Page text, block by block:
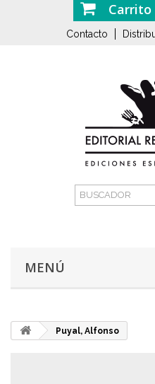
Carrito
Contacto
MENÚ
Puyal, Alfonso